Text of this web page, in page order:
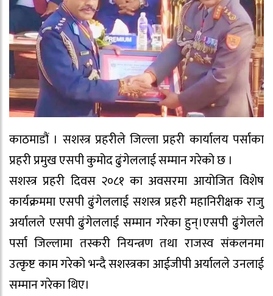
काठमाडौं । सशस्त्र प्रहरीले जिल्ला प्रहरी कार्यालय पर्साका
प्रहरी प्रमुख एसपी कुमोद ढुंगेललाई सम्मान गरेको छ ।
सशस्त्र प्रहरी दिवस २०८१ का अवसरमा आयोजित विशेष
कार्यक्रममा एसपी ढुंगेललाई सशस्त्र प्रहरी महानिरीक्षक राजु
अर्यालले एसपी ढुंगेललाई सम्मान गरेका हुन्।एसपी ढुंगेलले
पर्सा जिल्लामा तस्करी नियन्त्रण तथा राजस्व संकलनमा
उत्कृष्ट काम गरेको भन्दै सशस्त्रका आईजीपी अर्यालले उनलाई
सम्मान गरेका थिए।